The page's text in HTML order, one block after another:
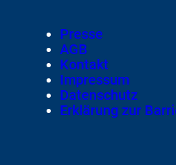
Footer
Meta-
Navigation
Presse
AGB
Kontakt
Impressum
Datenschutz
Erklärung zur